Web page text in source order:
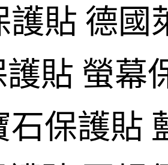
貼 德國
貼 螢幕
保護貼